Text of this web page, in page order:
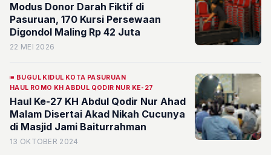
Modus Donor Darah Fiktif di
Pasuruan, 170 Kursi Persewaan
Digondol Maling Rp 42 Juta
22 MEI 2026
BUGUL KIDUL KOTA PASURUAN
HAUL ROMO KH ABDUL QODIR NUR KE-27
Haul Ke-27 KH Abdul Qodir Nur Ahad
Malam Disertai Akad Nikah Cucunya
di Masjid Jami Baiturrahman
13 OKTOBER 2024